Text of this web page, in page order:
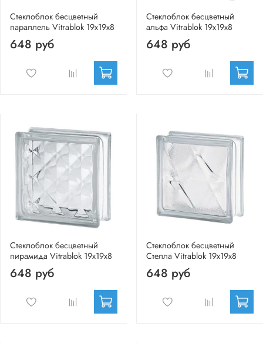
Стеклоблок бесцветный
параллель Vitrablok 19х19х8
648 руб
Стеклоблок бесцветный
альфа Vitrablok 19х19х8
648 руб
Стеклоблок бесцветный
пирамида Vitrablok 19х19х8
648 руб
Стеклоблок бесцветный
Стелла Vitrablok 19х19х8
648 руб